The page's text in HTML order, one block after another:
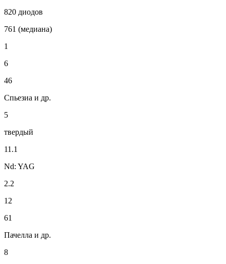
820 диодов
761 (медиана)
1
6
46
Спьезиа и др.
5
твердый
11.1
Nd: YAG
2.2
12
61
Пачелла и др.
8